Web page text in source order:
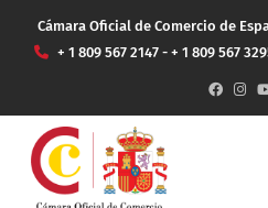
Cámara Oficial de Comercio de
+ 1 809 567 2147 - + 1 809 567